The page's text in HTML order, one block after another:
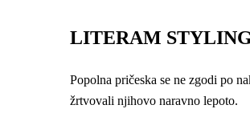
LITERAM STYLING
Popolna pričeska se ne zgodi po
žrtvovali njihovo naravno lepoto.